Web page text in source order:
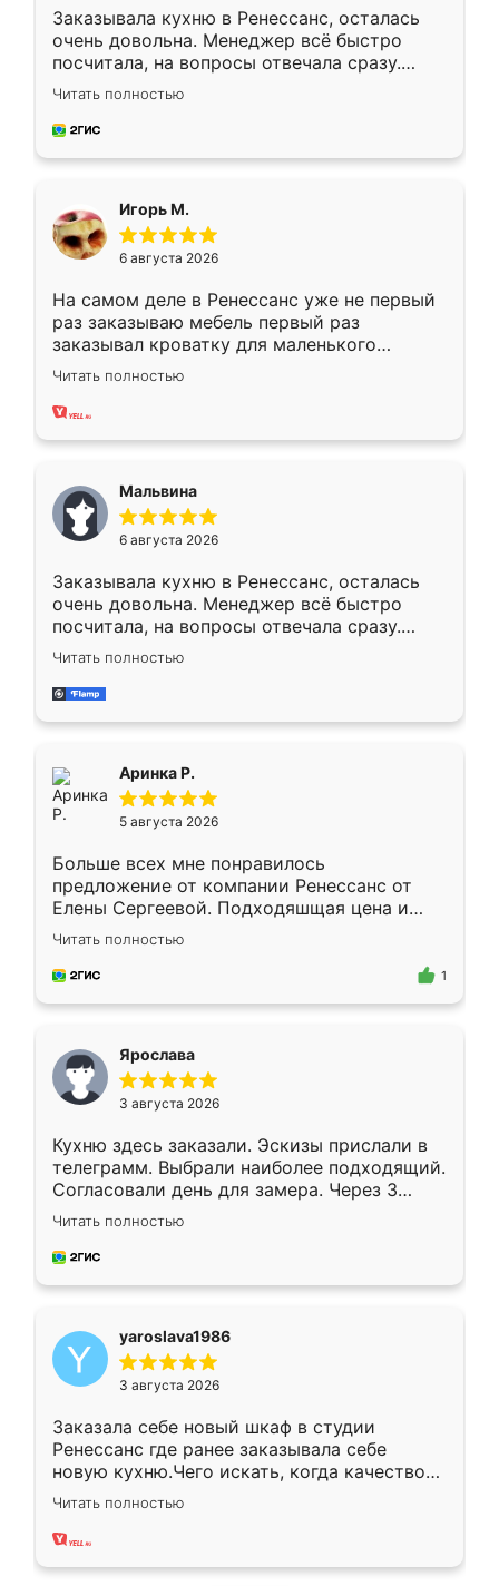
Заказывала кухню в Ренессанс, осталась
очень довольна. Менеджер всё быстро
посчитала, на вопросы отвечала сразу.
Замерщик приехал в субботу, подошёл к
делу со всей ответственностью. Собрали
за день, ребята работали аккуратно, даже
Читать полностью
Игорь М.
6 августа 2026
На самом деле в Ренессанс уже не первый
раз заказываю мебель первый раз
заказывал кроватку для маленького
ребёнка при его рождении ,во второй раз
заказал шкаф-купе. По качеству очень
хорошее сборка достаточно быстрая,
меньше, здесь же он более разнообразный.
Мне нравится ,если что-то потребуется из
мебели буду заказывать только здесь.
Читать полностью
Мальвина
6 августа 2026
Заказывала кухню в Ренессанс, осталась
очень довольна. Менеджер всё быстро
посчитала, на вопросы отвечала сразу.
Замерщик приехал в субботу, подошёл к
делу со всей ответственностью. Собрали
за день, ребята работали аккуратно, даже
Читать полностью
Аринка Р.
5 августа 2026
Больше всех мне понравилось
предложение от компании Ренессанс от
Елены Сергеевой. Подходяшщая цена и
короткие сроки изготовления. Приехавший
для замера сотрудник Владислав
предложил по моему эскизу самый
Читать полностью
1
Ярослава
3 августа 2026
Кухню здесь заказали. Эскизы прислали в
телеграмм. Выбрали наиболее подходящий.
Согласовали день для замера. Через 3
недели кухня была уже готова. Остались
довольны работой. Спасибо Ренессанс
мебель за качественную работу!
Читать полностью
yaroslava1986
3 августа 2026
Заказала себе новый шкаф в студии
Ренессанс где ранее заказывала себе
новую кухню.Чего искать, когда качеством
вполне довольна. Служит кухня уже почти
два года, нареканий нет.
Читать полностью